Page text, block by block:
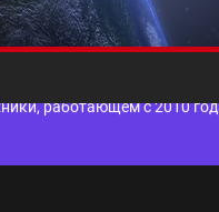
работающем с 2010 года